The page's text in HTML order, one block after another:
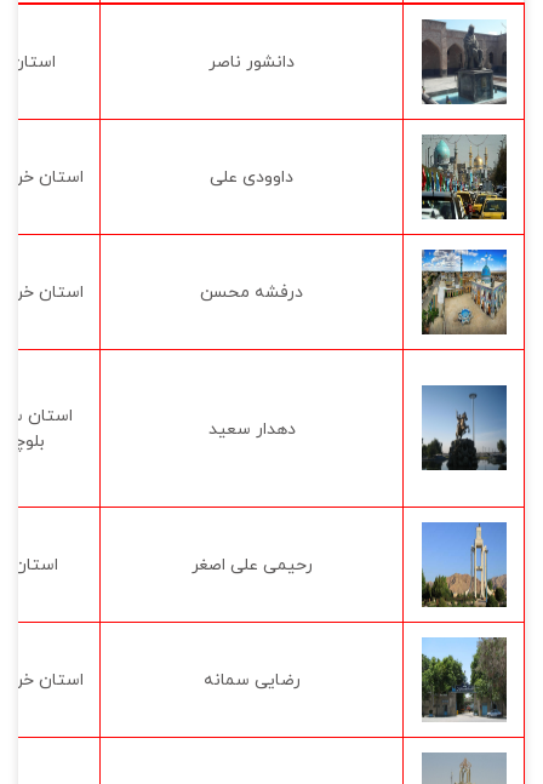
دانشور ناصر استان
داوودی علی استان
درفشه محسن استان
دهدار سعید
استان
رحیمی علی اصغر استان
رضایی سمانه استان